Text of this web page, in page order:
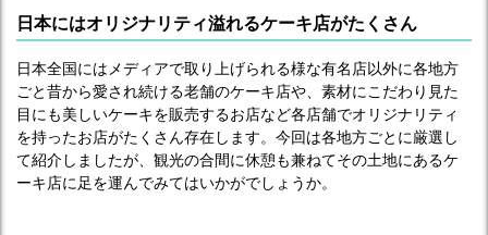
日本にはオリジナリティ溢れるケーキ店がたくさん
日本全国にはメディアで取り上げられる様な有名店以外に各地方
ごと昔から愛され続ける老舗のケーキ店や、素材にこだわり見た
目にも美しいケーキを販売するお店など各店舗でオリジナリティ
を持ったお店がたくさん存在します。今回は各地方ごとに厳選し
て紹介しましたが、観光の合間に休憩も兼ねてその土地にあるケ
ーキ店に足を運んでみてはいかがでしょうか。